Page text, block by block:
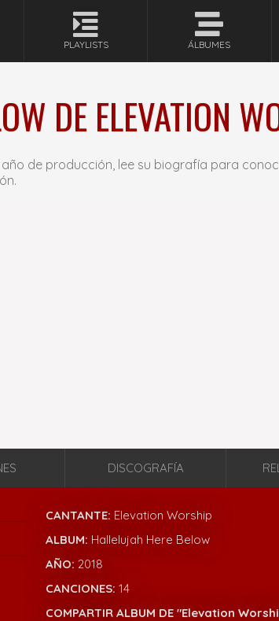
PLAYLISTS ÁLBUMES
DE ELEVATION
de producción, lee su biografía para
DISCOGRAFÍA
CANTANTE: Elevation Worship
ALBUM: Hallelujah Here Below
AÑO:2018
CANCIONES:14
COMPARTIR ALBUM DE "Elevation